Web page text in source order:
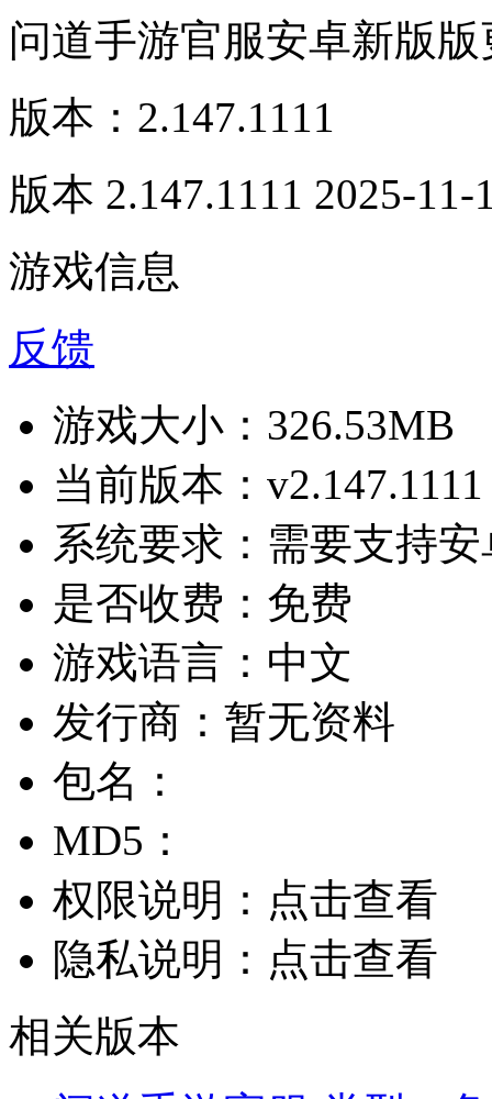
问道手游官服安卓新版
版本：2.147.1111
版本 2.147.1111 2025-11-
游戏信息
反馈
游戏大小： 326.53MB
当前版本： v2.147.1111
系统要求： 需要支持
是否收费： 免费
游戏语言： 中文
发行商： 暂无资料
包名：
MD5：
权限说明： 点击查看
隐私说明： 点击查看
相关版本